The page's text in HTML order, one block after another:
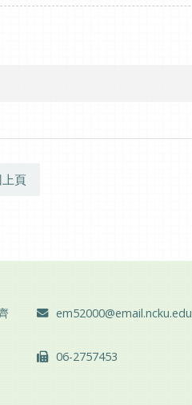
上頁
電子郵件 ：
傳真 ：
06-2757453